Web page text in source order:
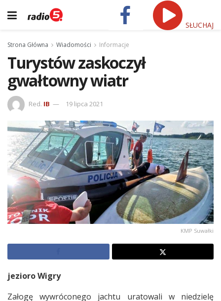
SŁUCHAJ
Strona Główna Wiadomości Informacje
Turystów zaskoczył
gwałtowny wiatr
Red. IB 19 lipca 2021
KMP Suwałki
jezioro Wigry
Załogę wywróconego jachtu uratowali w niedzielę